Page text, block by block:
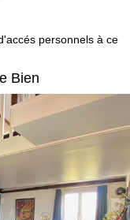
personnels à ce
Bien